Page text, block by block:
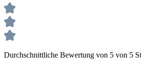
Durchschnittliche Bewertung von 5 von 5